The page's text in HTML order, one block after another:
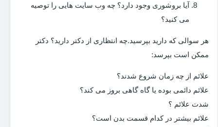
آیا بروشوری وجود دارد؟ چه وب سایت هایی را توصیه
می کنید؟
هر سوالی که دارید بپرسید.چه انتظاری از دکتر دارید؟ دکتر
ممکن است بپرسد:
علائم از چه زمان شروع شدند؟
علائم دائمی بوده یا گاه گاهی بروز می کند؟
شدت علائم ؟
علائم بیشتر در کدام قسمت بدن است؟